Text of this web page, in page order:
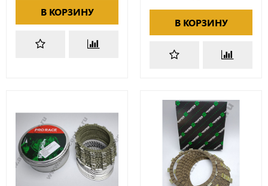
В КОРЗИНУ
В КОРЗИНУ